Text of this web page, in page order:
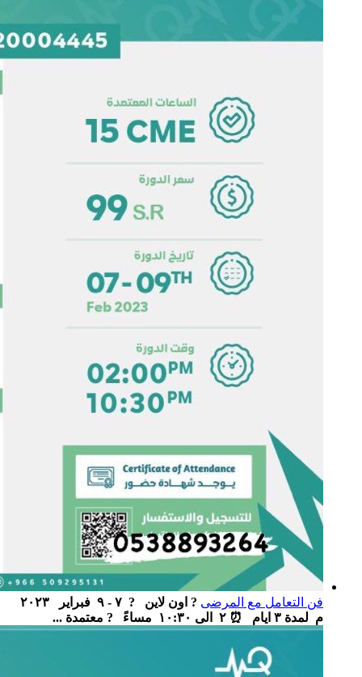
فن التعامل مع المرضى
? اون لاين ‏ ‏ ? ٧ - ٩ فبراير ٢٠٢٣
م لمدة ٣ ايام ‏ ⏰ ٢ الى ١٠:٣٠ مساءً ‏ ‏ ? معتمدة ...